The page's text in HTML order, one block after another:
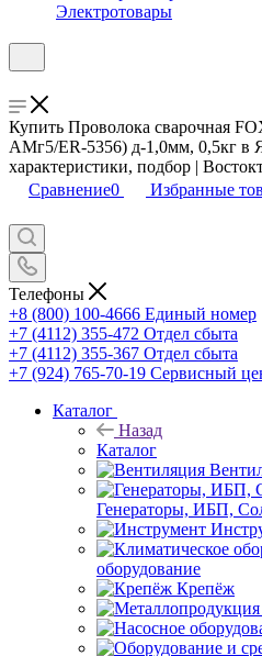
Электротовары
Купить Проволока сварочная
АМг5/ER-5356) д-1,0мм, 0,5кг в
характеристики, подбор |
Сравнение0 Избранные
Телефоны
+8 (800) 100-4666 Единый номер
+7 (4112) 355-472 Отдел сбыта
+7 (4112) 355-367 Отдел сбыта
+7 (924) 765-70-19 Сервисный
Каталог
Назад
Каталог
Генераторы, ИБП,
оборудование
Крепёж